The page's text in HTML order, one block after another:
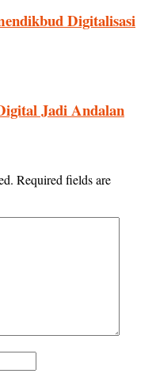
Digitalisasi
Jadi Andalan
Required fields are